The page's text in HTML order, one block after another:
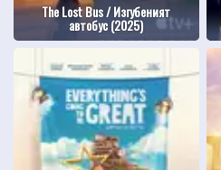
The Lost Bus / Изгубеният
автобус (2025)